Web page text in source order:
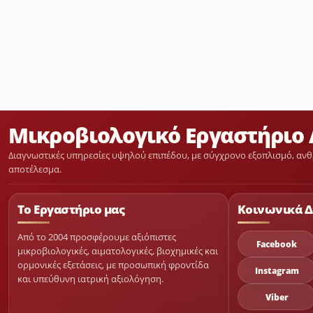
Μικροβιολογικό Εργαστήριο
Διαγνωστικές υπηρεσίες υψηλού επιπέδου, με σύγχρονο εξοπλισμό,
αποτέλεσμα.
Το Εργαστήριο μας
Από το 2004 προσφέρουμε αξιόπιστες
μικροβιολογικές, αιματολογικές, βιοχημικές και
ορμονικές εξετάσεις, με προσωπική φροντίδα
και υπεύθυνη ιατρική αξιολόγηση.
Κοινωνικά
Facebook
Instagram
Viber